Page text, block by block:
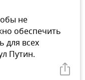
не
обеспечить
для всех
Путин.